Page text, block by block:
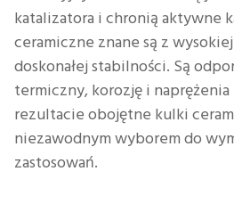
katalizatora i chronią aktywne
ceramiczne znane są z
doskonałej stabilności. Są
termiczny, korozję i
rezultacie obojętne kulki
niezawodnym wyborem do
zastosowań.